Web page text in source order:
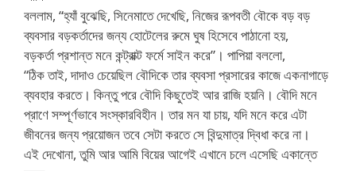
বললাম, “হ্যাঁ বুঝেছি, সিনেমাতে দেখেছি, নিজের রূপবতী বৌকে বড় বড়
ব্যবসার বড়কর্তাদের জন্য হোটেলের রুমে ঘুষ হিসেবে পাঠানো হয়,
বড়কর্তা প্রশান্ত মনে কন্ট্রাক্ট ফর্মে সাইন করে”। পাপিয়া বললো,
“ঠিক তাই, দাদাও চেয়েছিল বৌদিকে তার ব্যবসা প্রসারের কাজে একনাগাড়ে
ব্যবহার করতে। কিন্তু পরে বৌদি কিছুতেই আর রাজি হয়নি। বৌদি মনে
প্রাণে সম্পূর্ণভাবে সংস্কারবিহীন। তার মন যা চায়, যদি মনে করে এটা
জীবনের জন্য প্রয়োজন তবে সেটা করতে সে বিন্দুমাত্র দ্বিধা করে না।
এই দেখোনা, তুমি আর আমি বিয়ের আগেই এখানে চলে এসেছি একান্তে